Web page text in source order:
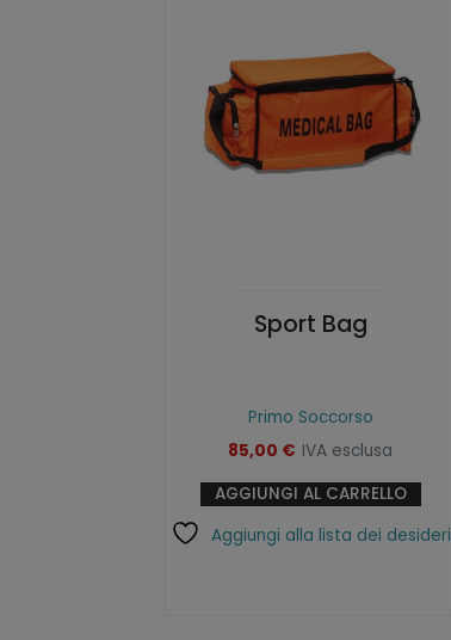
Sport Bag
Primo Soccorso
85,00 € IVA esclusa
AGGIUNGI AL CARRELLO
Aggiungi alla lista dei desideri